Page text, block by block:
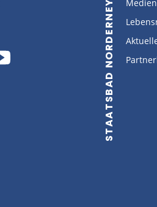
STAATSBAD NORDERNEY GMBH